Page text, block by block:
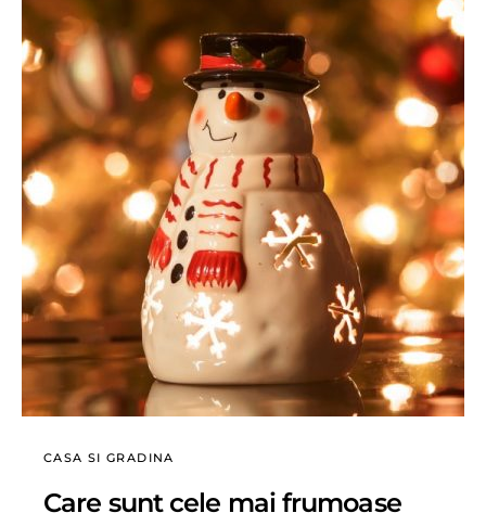
CASA SI GRADINA
Care sunt cele mai frumoase